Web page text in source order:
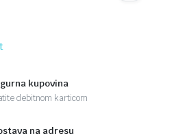
kupovina
debitnom karticom
na adresu